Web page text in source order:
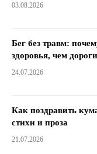
03.08.2026
Бег без травм:
здоровья, чем
24.07.2026
Как поздравить
стихи и проза
21.07.2026